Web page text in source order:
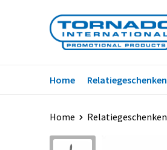
Home Relatiegeschenken
Home Relatiegeschenken